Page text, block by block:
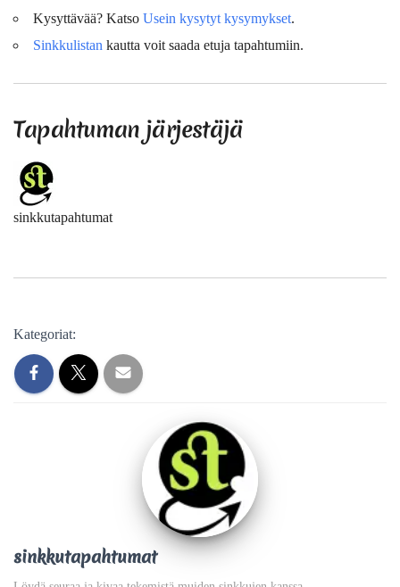
Kysyttävää? Katso Usein kysytyt kysymykset.
Sinkkulistan kautta voit saada etuja tapahtumiin.
Tapahtuman järjestäjä
sinkkutapahtumat
Kategoriat:
sinkkutapahtumat